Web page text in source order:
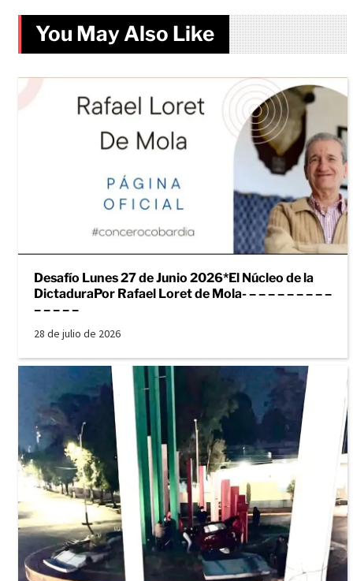
You May Also Like
Desafío Lunes 27 de Junio 2026*El Núcleo de la
DictaduraPor Rafael Loret de Mola- – – – – – – – – –
– – – – –
28 de julio de 2026